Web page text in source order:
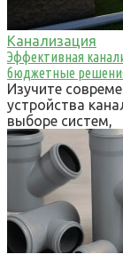
Канализация
Эффективная
бюджетные
Изучите
устройства
выборе систем,